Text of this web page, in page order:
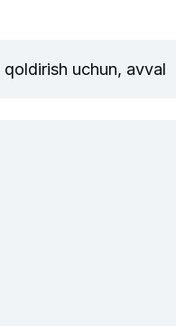
qoldirish uchun, avval